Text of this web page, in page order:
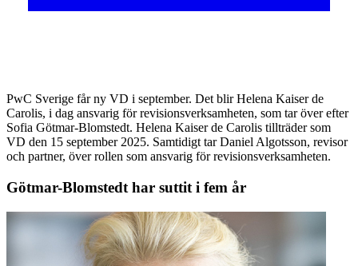
PwC Sverige får ny VD i september. Det blir Helena Kaiser de
Carolis, i dag ansvarig för revisionsverksamheten, som tar över efter
Sofia Götmar-Blomstedt. Helena Kaiser de Carolis tillträder som
VD den 15 september 2025. Samtidigt tar Daniel Algotsson, revisor
och partner, över rollen som ansvarig för revisionsverksamheten.
Götmar-Blomstedt har suttit i fem år